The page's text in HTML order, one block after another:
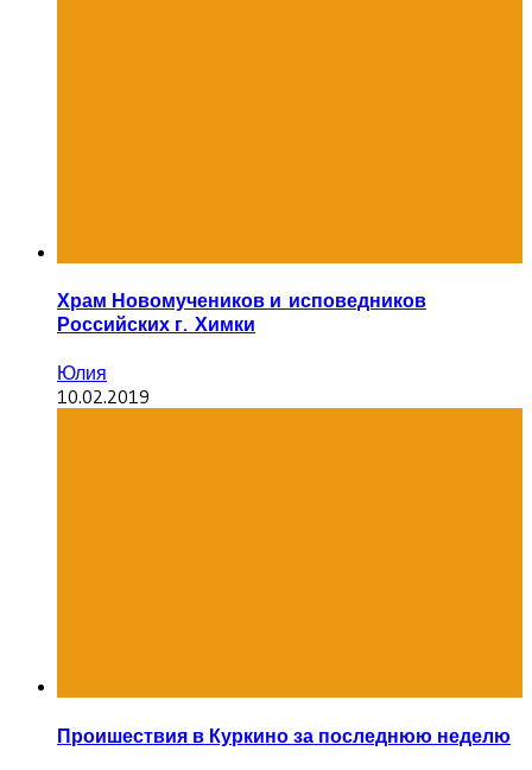
Храм Новомучеников и исповедников
Российских г. Химки
Юлия
10.02.2019
Проишествия в Куркино за последнюю неделю